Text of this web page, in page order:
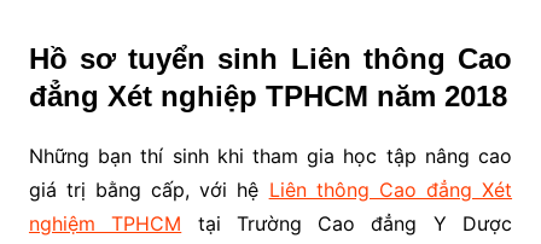
Hồ sơ tuyển sinh Liên thông Cao
đẳng Xét nghiệp TPHCM năm 2018
Những bạn thí sinh khi tham gia học tập nâng cao
giá trị bằng cấp, với hệ Liên thông Cao đẳng Xét
nghiệm TPHCM tại Trường Cao đẳng Y Dược